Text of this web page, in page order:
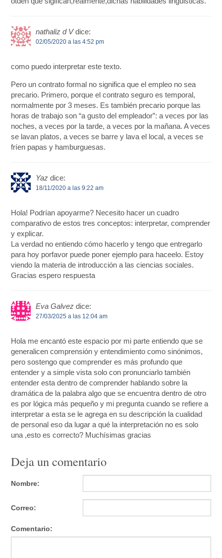
nathaliz d V dice:
02/05/2020 a las 4:52 pm
como puedo interpretar este texto.
Pero un contrato formal no significa que el empleo no sea
precario. Primero, porque el contrato seguro es temporal,
normalmente por 3 meses. Es también precario porque las
horas de trabajo son “a gusto del empleador”: a veces por las
noches, a veces por la tarde, a veces por la mañana. A veces
se lavan platos, a veces se barre y lava el local, a veces se
fríen papas y hamburguesas.
Yaz dice:
18/11/2020 a las 9:22 am
Hola! Podrían apoyarme? Necesito hacer un cuadro
comparativo de estos tres conceptos: interpretar, comprender
y explicar.
La verdad no entiendo cómo hacerlo y tengo que entregarlo
para hoy porfavor puede poner ejemplo para haceelo. Estoy
viendo la materia de introducción a las ciencias sociales.
Gracias espero respuesta
Eva Galvez dice:
27/03/2025 a las 12:04 am
Hola me encantó este espacio por mi parte entiendo que se
generalicen comprensión y entendimiento como sinónimos,
pero sostengo que comprender es más profundo que
entender y a simple vista solo con pronunciarlo también
entender esta dentro de comprender hablando sobre la
dramática de la palabra algo que se encuentra dentro de otro
es por lógica más pequeño y mi pregunta cuando se refiere a
interpretar a esta se le agrega en su descripción la cualidad
de personal eso da lugar a qué la interpretación no es solo
una ,esto es correcto? Muchísimas gracias
Deja un comentario
Nombre:
Correo:
Comentario: